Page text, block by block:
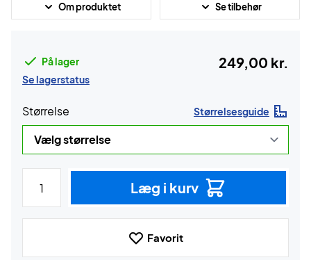
Om produktet Se tilbehør
På lager
Se lagerstatus
249,00 kr.
Størrelse Størrelsesguide
Læg i kurv
Favorit